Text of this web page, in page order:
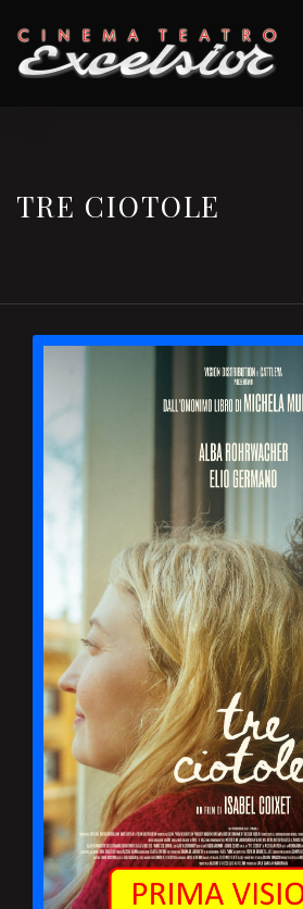
TRE CIOTOLE